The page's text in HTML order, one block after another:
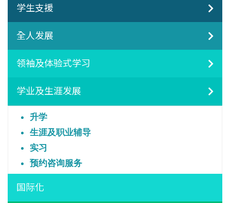
学生支援
全人发展
领袖及体验式学习
学业及生涯发展
升学
生涯及职业辅导
实习
预约咨询服务
国际化